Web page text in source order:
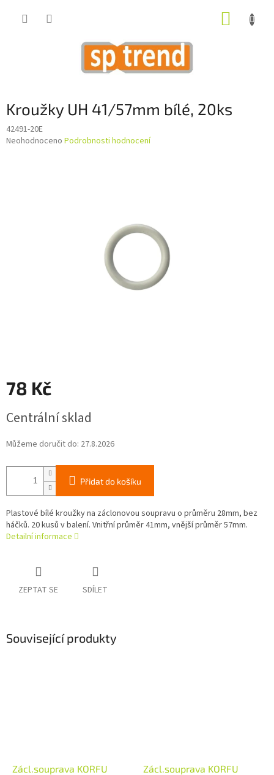
Kroužky UH 41/57mm bílé, 20ks
42491-20E
Průměrné
Neohodnoceno Podrobnosti hodnocení
78 Kč
cena:
Centrální sklad
Můžeme doručit do: 27.8.2026
Přidat do košíku
Plastové bílé kroužky na záclonovou soupravu o průměru 28mm, bez
háčků. 20 kusů v balení. Vnitřní průměr 41mm, vnější průměr 57mm.
Detailní informace
ZEPTAT SE SDÍLET
Související produkty
Zácl.souprava KORFU
Zácl.souprava KORFU